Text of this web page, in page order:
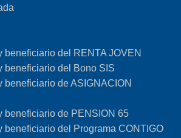
beneficiario del RENTA JOVEN
beneficiario del Bono SIS
beneficiario de ASIGNACION
beneficiario de PENSION 65
beneficiario del Programa CONTIGO